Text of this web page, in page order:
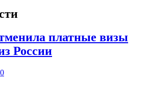
платные визы
России
0